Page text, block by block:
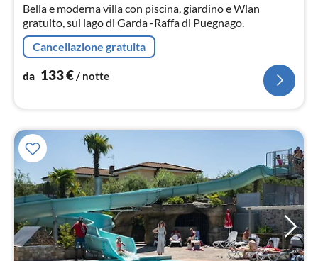
Bella e moderna villa con piscina, giardino e Wlan
gratuito, sul lago di Garda -Raffa di Puegnago.
Cancellazione gratuita
da 133€/ notte